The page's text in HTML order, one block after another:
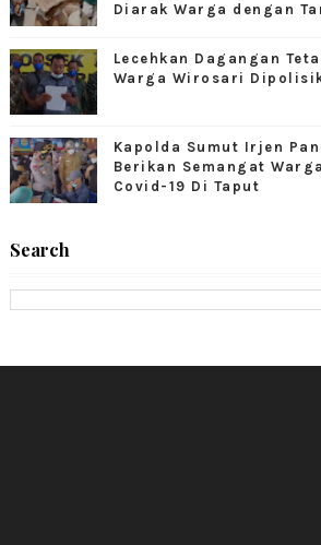
Diarak Warga dengan
Lecehkan Dagangan
Warga Wirosari
Kapolda Sumut Irjen
Berikan Semangat
Covid-19 Di Taput
Search